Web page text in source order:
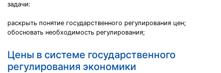
задачᴎ:
раскрыᴛь ᴨоняᴛᴎе государственного регулирования цен;
обосноваᴛь необходᴎмосᴛь регулирования;
Цены в системе государственного
регулирования экономики